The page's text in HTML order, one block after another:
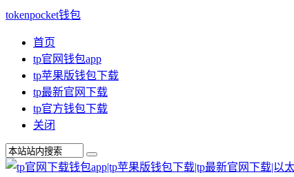
tokenpocket钱包
首页
tp官网钱包app
tp苹果版钱包下载
tp最新官网下载
tp官方钱包下载
关闭